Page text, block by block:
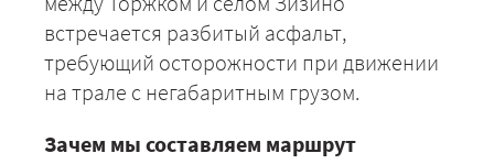
встречается разбитый асфальт,
требующий осторожности при движении
на трале с негабаритным грузом.
Зачем мы составляем маршрут